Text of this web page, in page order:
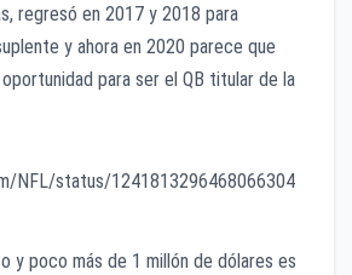
regresó en 2017 y 2018 para
y ahora en 2020 parece que
para ser el QB titular de la
NFL/status/1241813296468066304
y poco más de 1 millón de dólares es